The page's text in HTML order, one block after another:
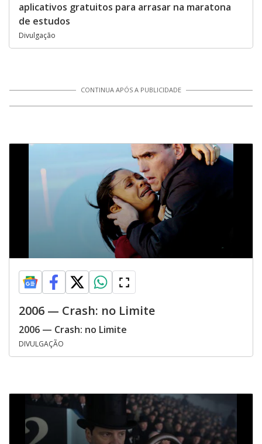
aplicativos gratuitos para arrasar na maratona
de estudos
Divulgação
CONTINUA APÓS A PUBLICIDADE
2006 — Crash: no Limite
2006 — Crash: no Limite
DIVULGAÇÃO